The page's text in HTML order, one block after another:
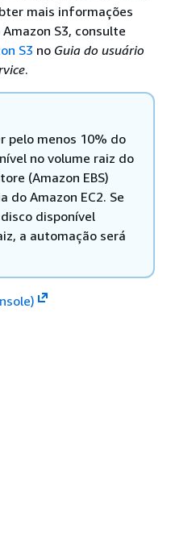
mais informações
S3, consulte
S3 no Guia do usuário
.
pelo menos 10% do
no volume raiz do
(Amazon EBS)
do Amazon EC2. Se
disponível
a automação será